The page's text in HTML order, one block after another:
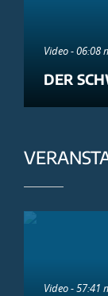
Video - 06:08
DER
Video - 57:41